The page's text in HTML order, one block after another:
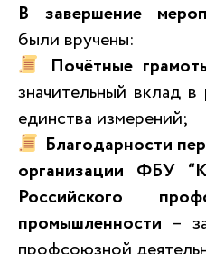
В завершение
были вручены:
Почётные
значительный вклад
единства измерений;
Благодарности
организации ФБУ
Российского
промышленности –